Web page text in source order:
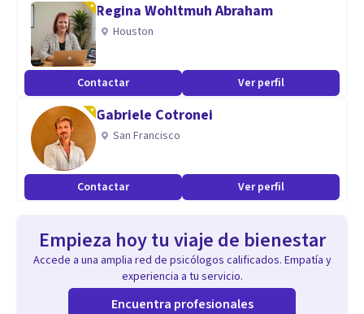
Regina Wohltmuh Abraham
Houston
Contactar Ver perfil
Gabriele Cotronei
San Francisco
Contactar Ver perfil
Empieza hoy tu viaje de bienestar
Accede a una amplia red de psicólogos calificados. Empatía y
experiencia a tu servicio.
Encuentra profesionales